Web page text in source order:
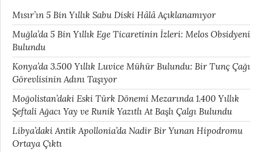
Mısır’ın 5 Bin Yıllık Sabu Diski Hâlâ Açıklanamıyor
Muğla’da 5 Bin Yıllık Ege Ticaretinin İzleri: Melos Obsidyeni
Bulundu
Konya’da 3.500 Yıllık Luvice Mühür Bulundu: Bir Tunç Çağı
Görevlisinin Adını Taşıyor
Moğolistan’daki Eski Türk Dönemi Mezarında 1.400 Yıllık
Şeftali Ağacı Yay ve Runik Yazıtlı At Başlı Çalgı Bulundu
Libya’daki Antik Apollonia’da Nadir Bir Yunan Hipodromu
Ortaya Çıktı